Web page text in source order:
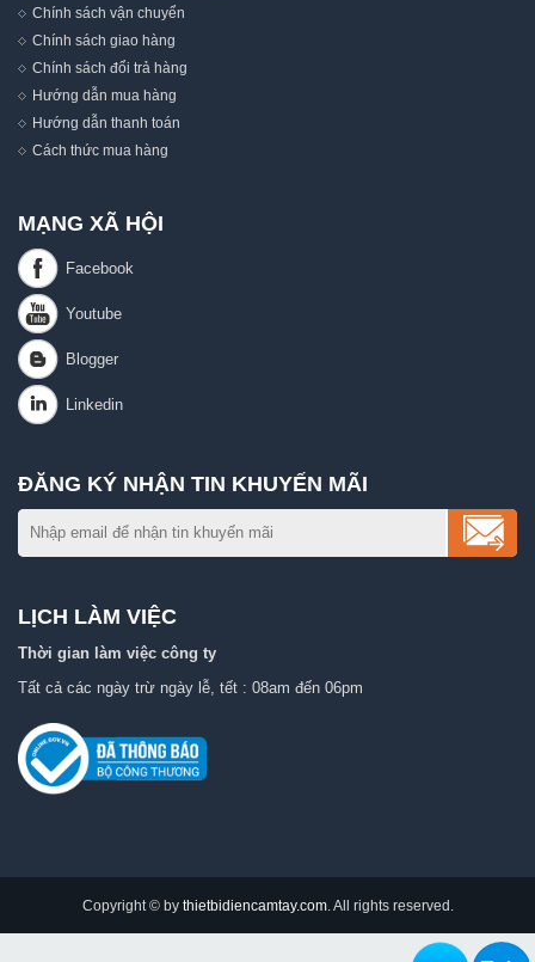
Chính sách vận chuyển
Chính sách giao hàng
Chính sách đổi trả hàng
Hướng dẫn mua hàng
Hướng dẫn thanh toán
Cách thức mua hàng
MẠNG XÃ HỘI
ĐĂNG KÝ NHẬN TIN KHUYẾN MÃI
LỊCH LÀM VIỆC
Thời gian làm việc công ty
Tất cả các ngày trừ ngày lễ, tết : 08am đến 06pm
Copyright © by thietbidiencamtay.com. All rights reserved.